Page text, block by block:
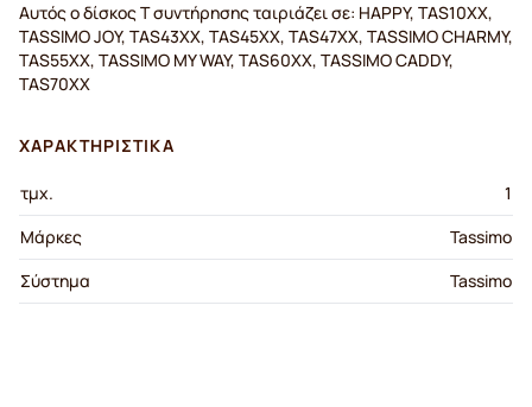
Αυτός ο δίσκος T συντήρησης ταιριάζει σε: HAPPY, TAS10XX,
TASSIMO JOY, TAS43XX, TAS45XX, TAS47XX, TASSIMO CHARMY,
TAS55XX, TASSIMO MY WAY, TAS60XX, TASSIMO CADDY,
TAS70XX
ΧΑΡΑΚΤΗΡΙΣΤΙΚΆ
τμχ.
1
Μάρκες
Tassimo
Σύστημα
Tassimo